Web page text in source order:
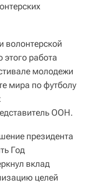
волонтерской
этого работа
молодежи
мира по футболу
ООН.
президента
Год
вклад
целей